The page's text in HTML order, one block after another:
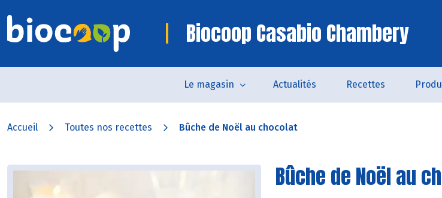
Biocoop Casabio Chambery
Le magasin Actualités Recettes
Accueil Toutes nos recettes Bûche de Noël au chocolat
Bûche de Noël au